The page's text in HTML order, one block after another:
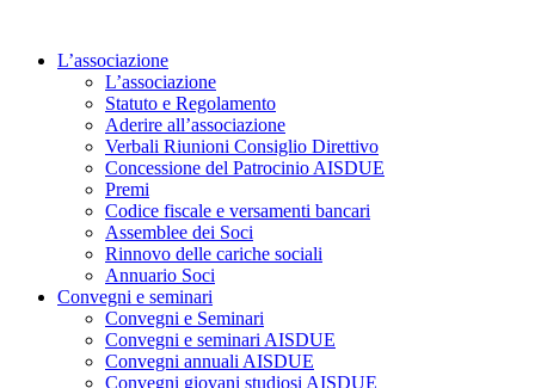
contenutoL’associazione
L’associazione
Statuto e Regolamento
Aderire all’associazione
Verbali Riunioni Consiglio Direttivo
Concessione del Patrocinio AISDUE
Premi
Codice fiscale e versamenti bancari
Assemblee dei Soci
Rinnovo delle cariche sociali
Annuario Soci
Convegni e seminari
Convegni e Seminari
Convegni e seminari AISDUE
Convegni annuali AISDUE
Convegni giovani studiosi AISDUE